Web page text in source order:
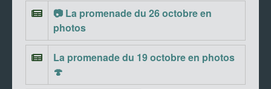
📷 La promenade du 26 octobre en
photos
La promenade du 19 octobre en photos
🍄